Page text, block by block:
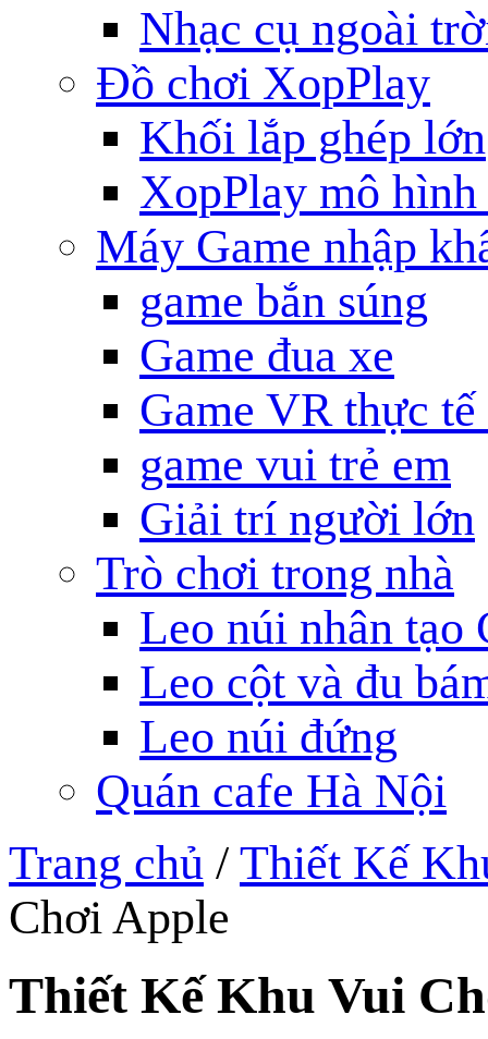
Nhạc cụ ngoài
Đồ chơi XopPlay
Khối lắp ghép lớn
XopPlay mô hình
Máy Game nhập
game bắn súng
Game đua xe
Game VR thực tế
game vui trẻ em
Giải trí người lớn
Trò chơi trong nhà
Leo núi nhân
Leo cột và đu
Leo núi đứng
Quán cafe Hà Nội
Trang chủ / Thiết Kế
Chơi Apple
Thiết Kế Khu Vui